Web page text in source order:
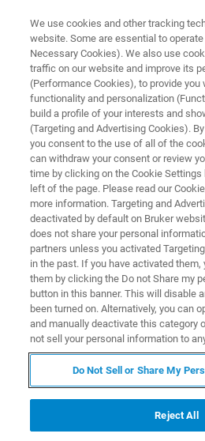
【新測定モード】
sensitive AFM-IR
ノ赤外分光の新た
今回ご紹介するSurface
AFM-IRに加わる新たな測
層 30 nm の化学構造を選
れにより，従来AFM-IR測
題であった試料作製プロ
し，見たいものをそのま
能となる。本ウェビナー
から装置構成の説明，そ
の様子を交えて詳しくご
We use cookies and other tracking
website. Some are essential to
Necessary Cookies). We also use
traffic on our website and improve its
(Performance Cookies), to provide you
functionality and personalization
build a profile of your interests and
(Targeting and Advertising Cookies).
you consent to the use of all of the
can withdraw your consent or review
time by clicking on the Cookie
left of the page. Please read our
more information. Targeting and
deactivated by default on Bruker
does not share your personal
partners unless you activated
in the past. If you have activated them,
them by clicking the Do not Share my
button in this banner. This will disable
been turned on. Alternatively, you can
and manually deactivate this category
not sell your personal information to
Do Not Sell or Share My
Reject All